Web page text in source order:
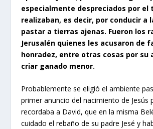
especialmente despreciados por el
realizaban, es decir, por conducir a
pastar a tierras ajenas. Fueron los
Jerusalén quienes les acusaron de
honradez, entre otras cosas por su
criar ganado menor.
Probablemente se eligió el ambiente
primer anuncio del nacimiento de Jesús
recordaba a David, que en la misma
cuidado el rebaño de su padre Jesé y